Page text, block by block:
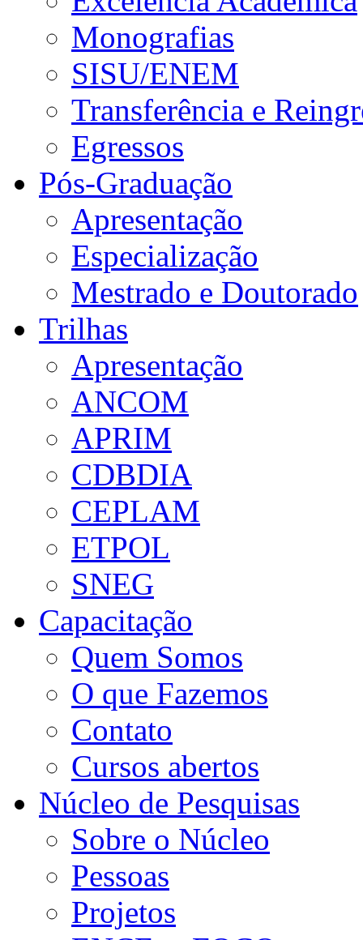
Monografias
SISU/ENEM
Transferência e
Egressos
Pós-Graduação
Apresentação
Especialização
Mestrado e Doutorado
Trilhas
Apresentação
ANCOM
APRIM
CDBDIA
CEPLAM
ETPOL
SNEG
Capacitação
Quem Somos
O que Fazemos
Contato
Cursos abertos
Núcleo de Pesquisas
Sobre o Núcleo
Pessoas
Projetos